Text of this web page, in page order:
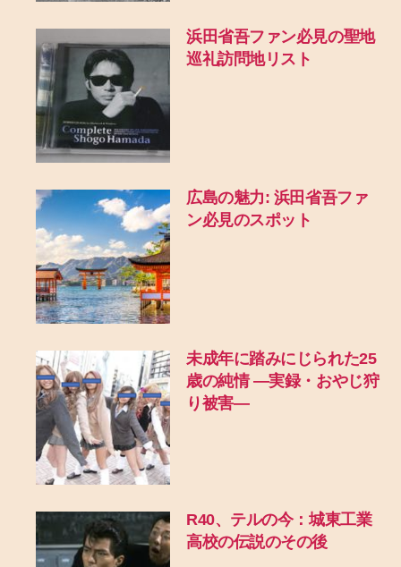
浜田省吾ファン必見の聖地
巡礼訪問地リスト
広島の魅力: 浜田省吾ファ
ン必見のスポット
未成年に踏みにじられた25
歳の純情 ―実録・おやじ狩
り被害―
R40、テルの今：城東工業
高校の伝説のその後